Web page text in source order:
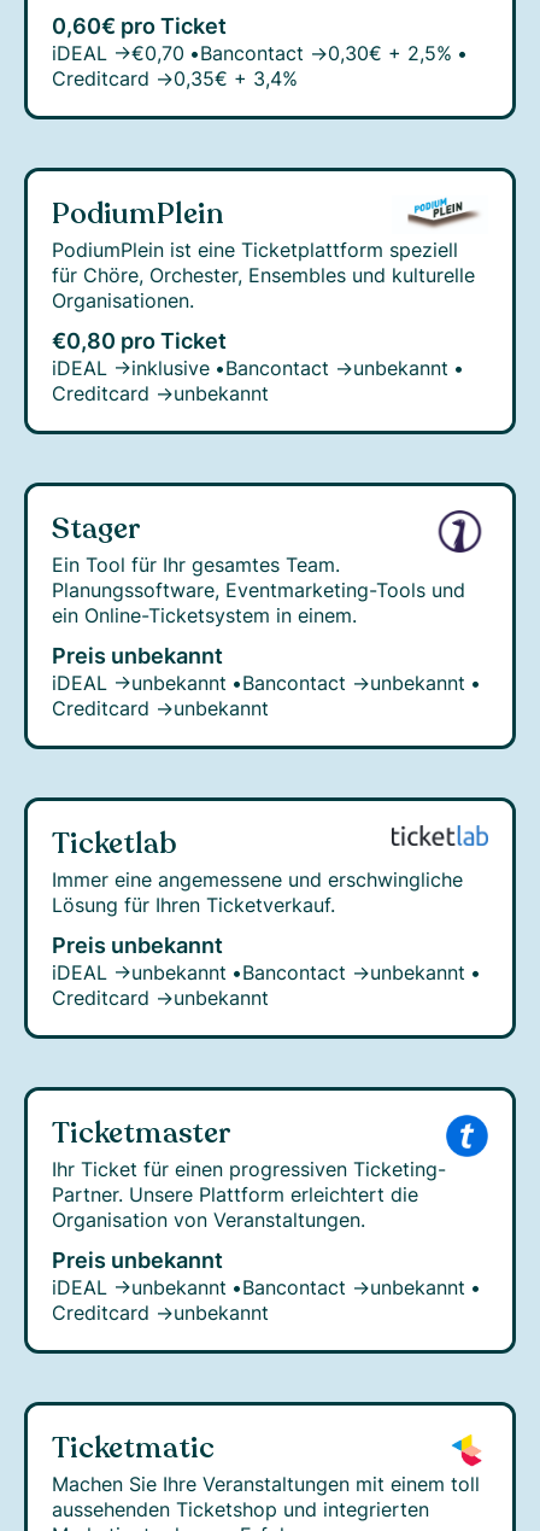
0,60€ pro Ticket
iDEAL →€0,70 •Bancontact →0,30€ + 2,5% •
Creditcard →0,35€ + 3,4%
PodiumPlein
PodiumPlein ist eine Ticketplattform speziell
für Chöre, Orchester, Ensembles und kulturelle
Organisationen.
€0,80 pro Ticket
iDEAL →inklusive •Bancontact →unbekannt •
Creditcard →unbekannt
Stager
Ein Tool für Ihr gesamtes Team.
Planungssoftware, Eventmarketing-Tools und
ein Online-Ticketsystem in einem.
Preis unbekannt
iDEAL →unbekannt •Bancontact →unbekannt •
Creditcard →unbekannt
Ticketlab
Immer eine angemessene und erschwingliche
Lösung für Ihren Ticketverkauf.
Preis unbekannt
iDEAL →unbekannt •Bancontact →unbekannt •
Creditcard →unbekannt
Ticketmaster
Ihr Ticket für einen progressiven Ticketing-
Partner. Unsere Plattform erleichtert die
Organisation von Veranstaltungen.
Preis unbekannt
iDEAL →unbekannt •Bancontact →unbekannt •
Creditcard →unbekannt
Ticketmatic
Machen Sie Ihre Veranstaltungen mit einem toll
aussehenden Ticketshop und integrierten